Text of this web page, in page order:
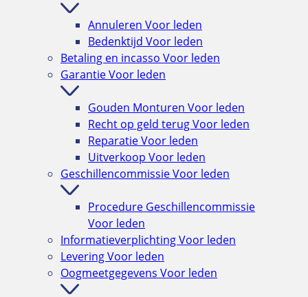
Annuleren Voor leden
Bedenktijd Voor leden
Betaling en incasso Voor leden
GarantieVoor leden
Gouden Monturen Voor leden
Recht op geld terugVoor leden
ReparatieVoor leden
Uitverkoop Voor leden
GeschillencommissieVoor leden
Procedure Geschillencommissie
Voor leden
InformatieverplichtingVoor leden
LeveringVoor leden
Oogmeetgegevens Voor leden